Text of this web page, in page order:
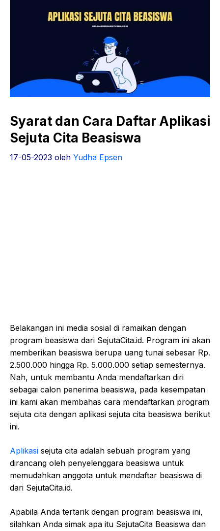
Syarat dan Cara Daftar Aplikasi
Sejuta Cita Beasiswa
17-05-2023 oleh Yudha Epsen
Belakangan ini media sosial di ramaikan dengan
program beasiswa dari SejutaCita.id. Program ini akan
memberikan beasiswa berupa uang tunai sebesar Rp.
2.500.000 hingga Rp. 5.000.000 setiap semesternya.
Nah, untuk membantu Anda mendaftarkan diri
sebagai calon penerima beasiswa, pada kesempatan
ini kami akan membahas cara mendaftarkan program
sejuta cita dengan aplikasi sejuta cita beasiswa berikut
ini.
Aplikasi sejuta cita adalah sebuah program yang
dirancang oleh penyelenggara beasiswa untuk
memudahkan anggota untuk mendaftar beasiswa di
dari SejutaCita.id.
Apabila Anda tertarik dengan program beasiswa ini,
silahkan Anda simak apa itu SejutaCita Beasiswa dan